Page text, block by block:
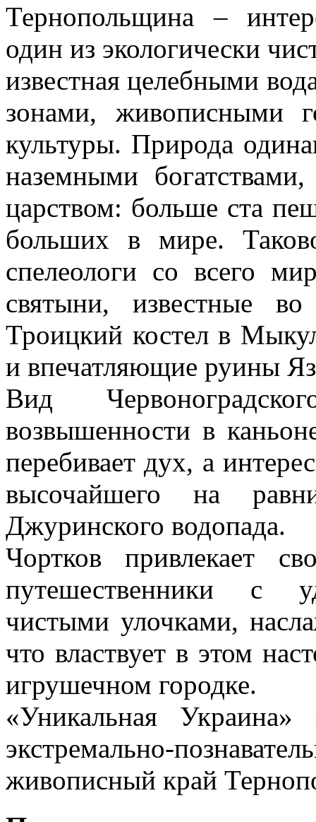
Тернопольщина –
один из экологически
известная целебными
зонами, живописными
культуры. Природа
наземными
царством: больше ста
больших в мире.
спелеологи со всего
святыни, известные
Троицкий костел в
и впечатляющие руины
Вид
возвышенности в
перебивает дух, а
высочайшего на
Джуринского водопада.
Чортков привлекает
путешественники с
чистыми улочками,
что властвует в этом
игрушечном городке.
«Уникальная Украина»
экстремально-
живописный край